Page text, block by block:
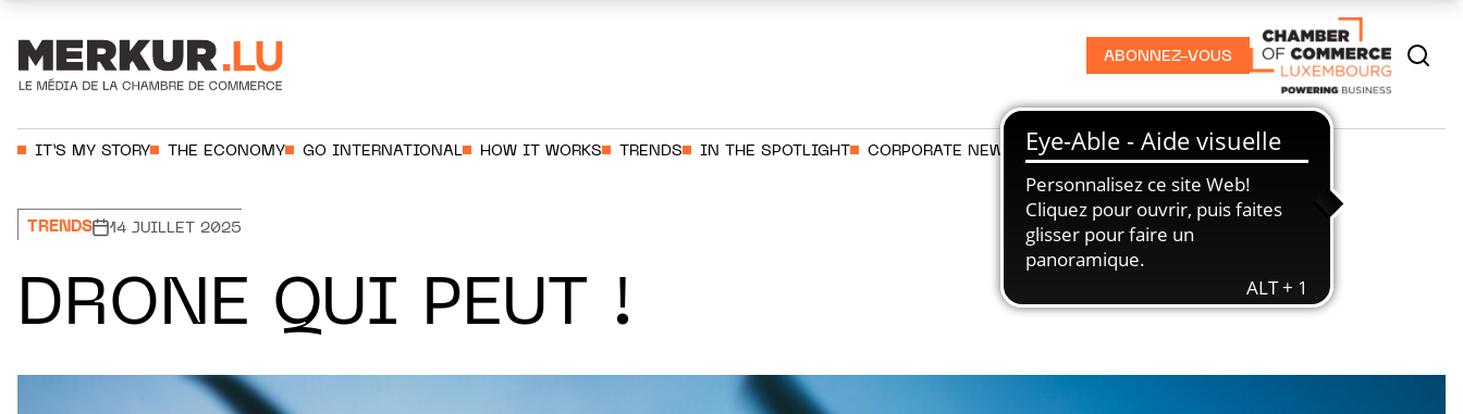
ABONNEZ-VOUS
IT’S MY STORY THE ECONOMY GO INTERNATIONAL HOW IT WORKS TRENDS IN THE SPOTLIGHT CORPORATE NEWS PODCASTS
TRENDS 14 JUILLET 2025
DRONE QUI PEUT !